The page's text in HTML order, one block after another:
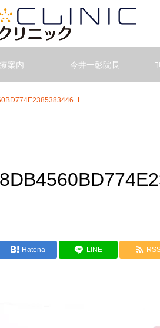
案内 今井一彰院長
Hatena LINE